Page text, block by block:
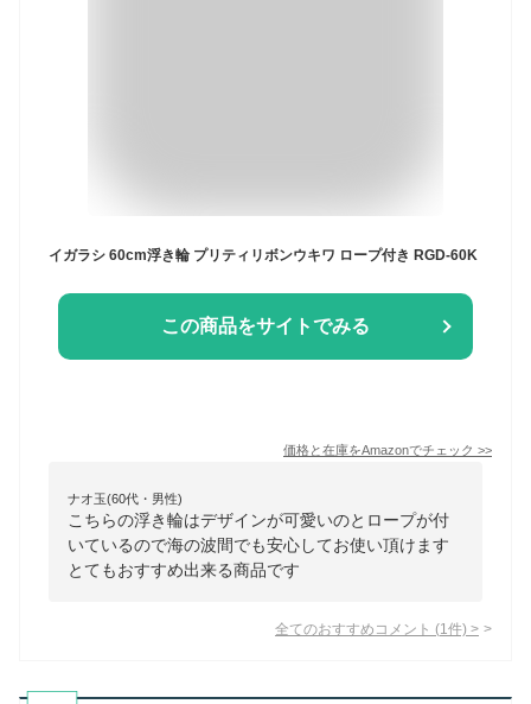
イガラシ 60cm浮き輪 プリティリボンウキワ ロープ付き RGD-60K
この商品をサイトでみる
価格と在庫をAmazonでチェック >>
ナオ玉(60代・男性)
こちらの浮き輪はデザインが可愛いのとロープが付
いているので海の波間でも安心してお使い頂けます
とてもおすすめ出来る商品です
全てのおすすめコメント (1 件) >